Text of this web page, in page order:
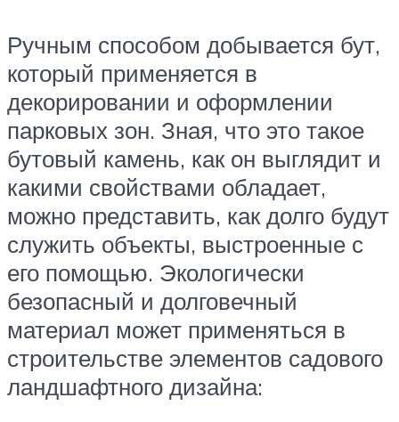
Ручным способом добывается бут,
который применяется в
декорировании и оформлении
парковых зон. Зная, что это такое
бутовый камень, как он выглядит и
какими свойствами обладает,
можно представить, как долго будут
служить объекты, выстроенные с
его помощью. Экологически
безопасный и долговечный
материал может применяться в
строительстве элементов садового
ландшафтного дизайна: